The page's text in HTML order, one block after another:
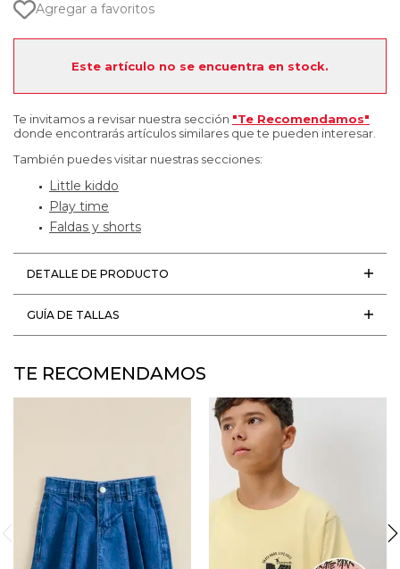
Agregar a favoritos
Este artículo no se encuentra en stock.
Te invitamos a revisar nuestra sección "Te Recomendamos"
donde encontrarás artículos similares que te pueden interesar.
También puedes visitar nuestras secciones:
Little kiddo
Play time
Faldas y shorts
DETALLE DE PRODUCTO
GUÍA DE TALLAS
TE RECOMENDAMOS